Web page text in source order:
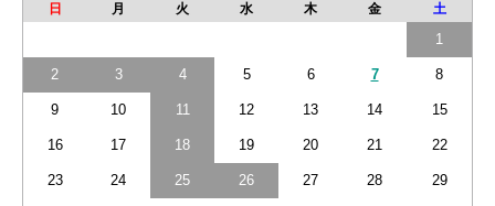
日 月 火 水 木 金 土
1
2 3 4 5 6 7 8
9 10 11 12 13 14 15
16 17 18 19 20 21 22
23 24 25 26 27 28 29